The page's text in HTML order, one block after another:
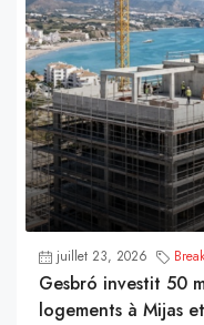
juillet 23, 2026
Gesbró investit 50
logements à Mijas